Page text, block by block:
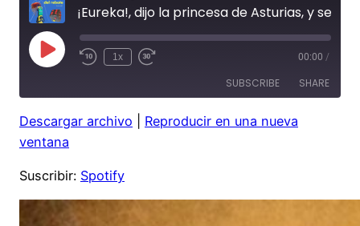
Play
Episode Rewind
1x
Fast
seconds
00:00 /
SUBSCRIBE SHARE
Spotify
SHARE
EMBED
Descargar archivo
Reproducir en una nueva
ventana
Suscribir: Spotify